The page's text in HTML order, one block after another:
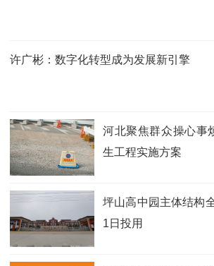
许广彬：数字化转型成为发展新引擎
河北聚焦群众操心事
生工程实施方案
坪山高中园主体结构
1日投用